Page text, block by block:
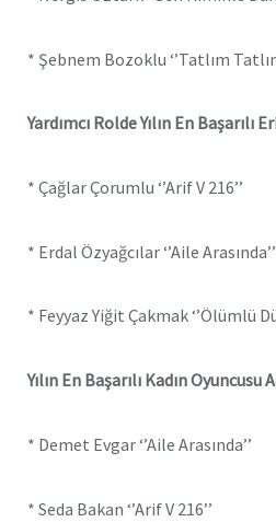
* Şebnem Bozoklu ‘’Tatlım
Yardımcı Rolde Yılın En Başarılı
* Çağlar Çorumlu ‘’Arif V 216’’
* Erdal Özyağcılar ‘’Aile Arasında’’
* Feyyaz Yiğit Çakmak ‘’Ölümlü
Yılın En Başarılı Kadın Oyuncusu
* Demet Evgar ‘’Aile Arasında’’
* Seda Bakan ‘’Arif V 216’’